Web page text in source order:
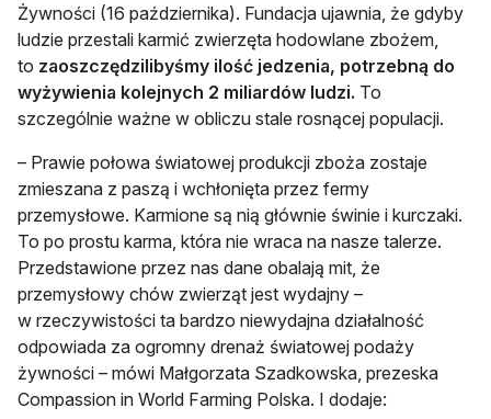
Żywności (16 października). Fundacja ujawnia, że gdyby
ludzie przestali karmić zwierzęta hodowlane zbożem,
to zaoszczędzilibyśmy ilość jedzenia, potrzebną do
wyżywienia kolejnych 2 miliardów ludzi. To
szczególnie ważne w obliczu stale rosnącej populacji.
– Prawie połowa światowej produkcji zboża zostaje
zmieszana z paszą i wchłonięta przez fermy
przemysłowe. Karmione są nią głównie świnie i kurczaki.
To po prostu karma, która nie wraca na nasze talerze.
Przedstawione przez nas dane obalają mit, że
przemysłowy chów zwierząt jest wydajny –
w rzeczywistości ta bardzo niewydajna działalność
odpowiada za ogromny drenaż światowej podaży
żywności – mówi Małgorzata Szadkowska, prezeska
Compassion in World Farming Polska. I dodaje: